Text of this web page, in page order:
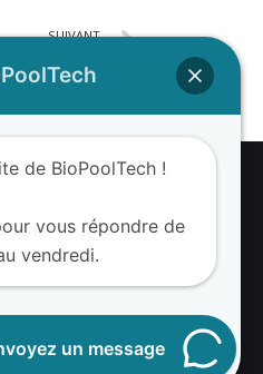
SUIVANT
swimming pool
de BioPoolTech !
vous répondre de
vendredi.
un message